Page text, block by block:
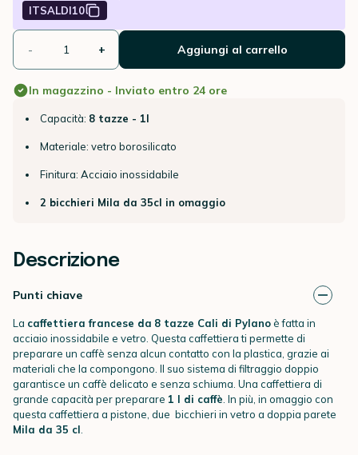
ITSALDI10
- + Aggiungi al carrello
In magazzino - Inviato entro 24 ore
Capacità: 8 tazze - 1l
Materiale: vetro borosilicato
Finitura: Acciaio inossidabile
2 bicchieri Mila da 35cl in omaggio
Descrizione
Punti chiave
La caffettiera francese da 8 tazze Cali di Pylanoè fatta in
acciaio inossidabile e vetro. Questa caffettiera ti permette di
preparare un caffè senza alcun contatto con la plastica, grazie ai
materiali che la compongono. Il suo sistema di filtraggio doppio
garantisce un caffè delicato e senza schiuma. Una caffettiera di
grande capacità per preparare 1 l di caffè . In più, in omaggio con
questa caffettiera a pistone, due bicchieri in vetro a doppia parete
Mila da 35 cl